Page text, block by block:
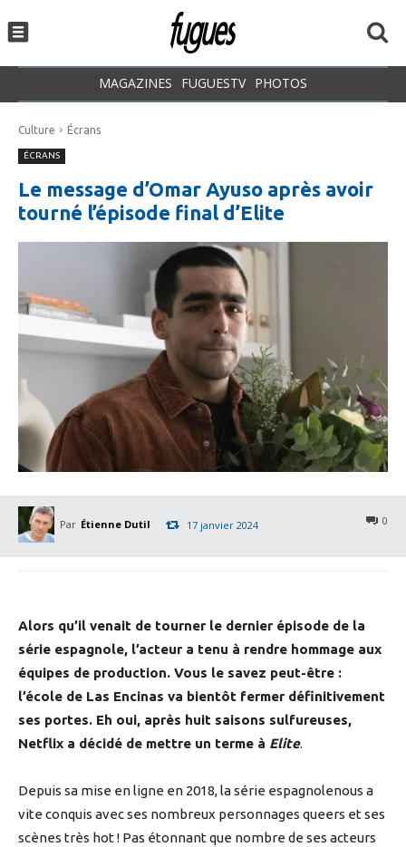
MAGAZINES FUGUESTV PHOTOS
Culture Écrans
ÉCRANS
Le message d’Omar Ayuso après avoir
tourné l’épisode final d’Elite
Par Étienne Dutil 0
17 janvier 2024
Alors qu’il venait de tourner le dernier épisode de la
série espagnole, l’acteur a tenu à rendre hommage aux
équipes de production. Vous le savez peut-être :
l’école de Las Encinas va bientôt fermer définitivement
ses portes. Eh oui, après huit saisons sulfureuses,
Netflix a décidé de mettre un terme à Elite.
Depuis sa mise en ligne en 2018, la série espagnolenous a
vite conquis avec ses nombreux personnages queers et ses
scènes très hot ! Pas étonnant que nombre de ses acteurs